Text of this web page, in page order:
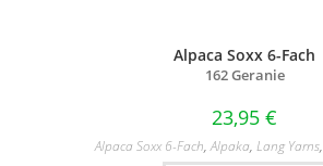
Alpaca Soxx 6-Fach
162 Geranie
23,95 €
Alpaca Soxx 6-Fach,Alpaka, Lang Yarns,